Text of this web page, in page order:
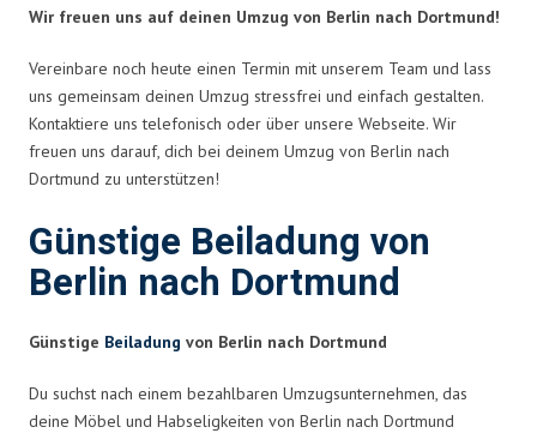
Wir freuen uns auf deinen Umzug von Berlin nach Dortmund!
Vereinbare noch heute einen Termin mit unserem Team und lass
uns gemeinsam deinen Umzug stressfrei und einfach gestalten.
Kontaktiere uns telefonisch oder über unsere Webseite. Wir
freuen uns darauf, dich bei deinem Umzug von Berlin nach
Dortmund zu unterstützen!
Günstige Beiladung von
Berlin nach Dortmund
Günstige Beiladung von Berlin nach Dortmund
Du suchst nach einem bezahlbaren Umzugsunternehmen, das
deine Möbel und Habseligkeiten von Berlin nach Dortmund